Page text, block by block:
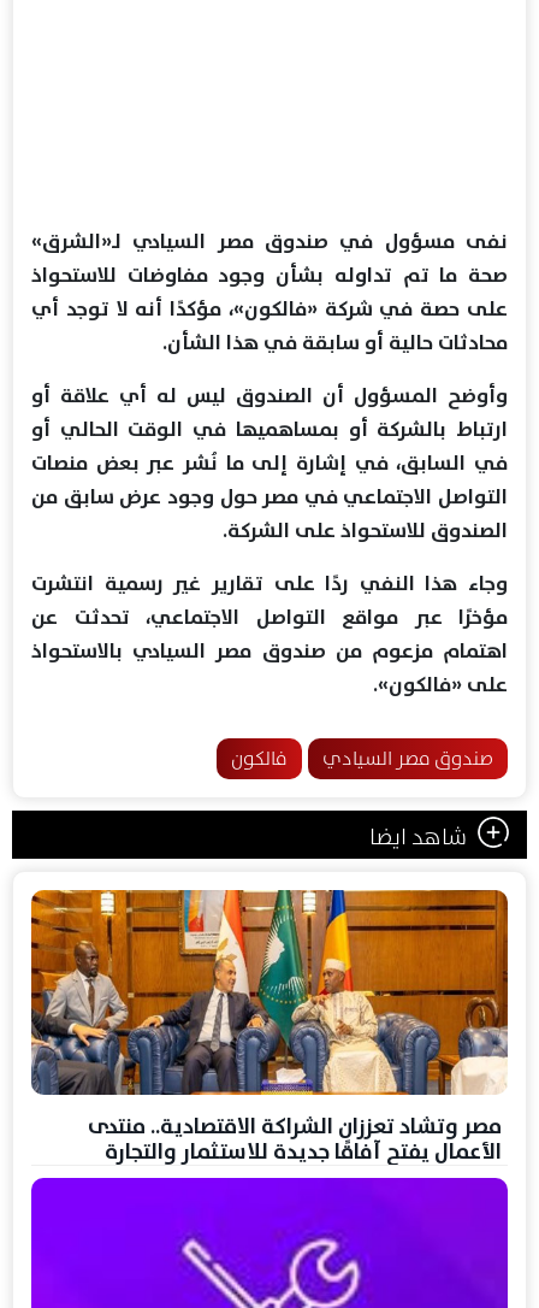
نفى مسؤول في صندوق مصر السيادي لـ«الشرق»
صحة ما تم تداوله بشأن وجود مفاوضات للاستحواذ
على حصة في شركة «فالكون»، مؤكدًا أنه لا توجد أي
محادثات حالية أو سابقة في هذا الشأن.
وأوضح المسؤول أن الصندوق ليس له أي علاقة أو
ارتباط بالشركة أو بمساهميها في الوقت الحالي أو
في السابق، في إشارة إلى ما نُشر عبر بعض منصات
التواصل الاجتماعي في مصر حول وجود عرض سابق من
الصندوق للاستحواذ على الشركة.
وجاء هذا النفي ردًا على تقارير غير رسمية انتشرت
مؤخرًا عبر مواقع التواصل الاجتماعي، تحدثت عن
اهتمام مزعوم من صندوق مصر السيادي بالاستحواذ
على «فالكون».
صندوق مصر السيادي فالكون
شاهد ايضا
مصر وتشاد تعززان الشراكة الاقتصادية.. منتدى
الأعمال يفتح آفاقًا جديدة للاستثمار والتجارة